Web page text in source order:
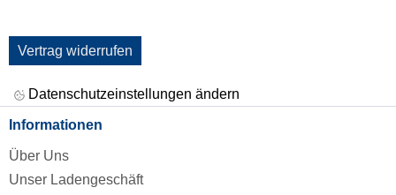
Vertrag widerrufen
Datenschutzeinstellungen ändern
Informationen
Über Uns
Unser Ladengeschäft